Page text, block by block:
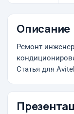
Описание
Ремонт
Статья для